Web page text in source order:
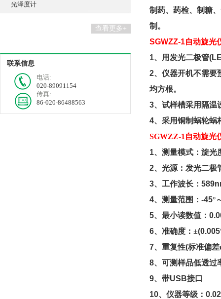
光泽度计
查看更多+
联系信息
电话:
020-89091154
传真:
86-020-86488563
制药、药检、制糖
制。
SGWZZ-1自动旋光
1、 用发光二极管
2、仪器开机不需要
均方根。
3、试样槽采用隔温
4、采用铜制蜗轮蜗
SGWZZ-1 自动旋光
1、测量模式：旋光
2、光源：发光二极
3、工作波长：
4、测量范围： -45°
5、最小读数值：
6、准确度：±(0.005
7、重复性(标准偏差
8、可测样品低透过
9、带USB接口
10、仪器等级 ： 0.02